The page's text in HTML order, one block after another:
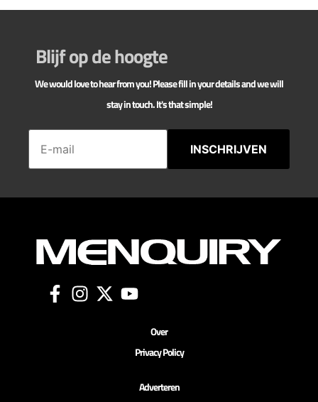
Blijf op de hoogte
We would love to hear from you! Please fill in your details and we will
stay in touch. It's that simple!
INSCHRIJVEN
Over
Privacy Policy
Adverteren